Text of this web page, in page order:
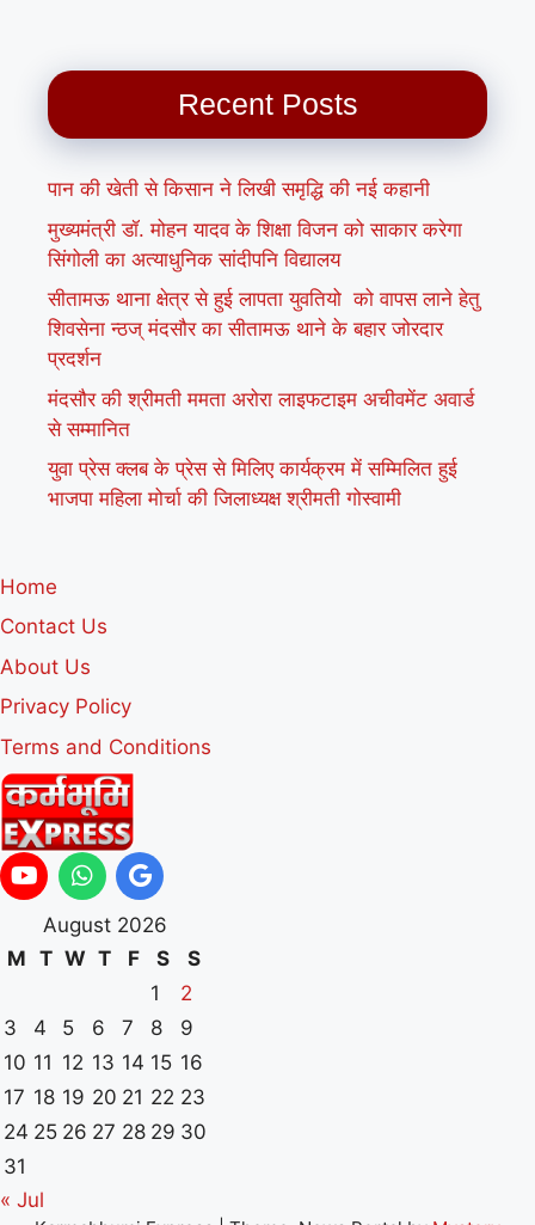
Recent Posts
पान की खेती से किसान ने लिखी समृद्धि की नई कहानी
मुख्यमंत्री डॉ. मोहन यादव के शिक्षा विजन को साकार करेगा
सिंगोली का अत्याधुनिक सांदीपनि विद्यालय
सीतामऊ थाना क्षेत्र से हुई लापता युवतियो को वापस लाने हेतु
शिवसेना न्ठज् मंदसौर का सीतामऊ थाने के बहार जोरदार
प्रदर्शन
मंदसौर की श्रीमती ममता अरोरा लाइफटाइम अचीवमेंट अवार्ड
से सम्मानित
युवा प्रेस क्लब के प्रेस से मिलिए कार्यक्रम में सम्मिलित हुई
भाजपा महिला मोर्चा की जिलाध्यक्ष श्रीमती गोस्वामी
Home
Contact Us
About Us
Privacy Policy
Terms and Conditions
August 2026
M T W T F S
S
1
2
3
4 5 6 7 8
9
10 11 12 13 14 15 16
17 18 19 20 21 22 23
24 25 26 27 28 29 30
31
« Jul